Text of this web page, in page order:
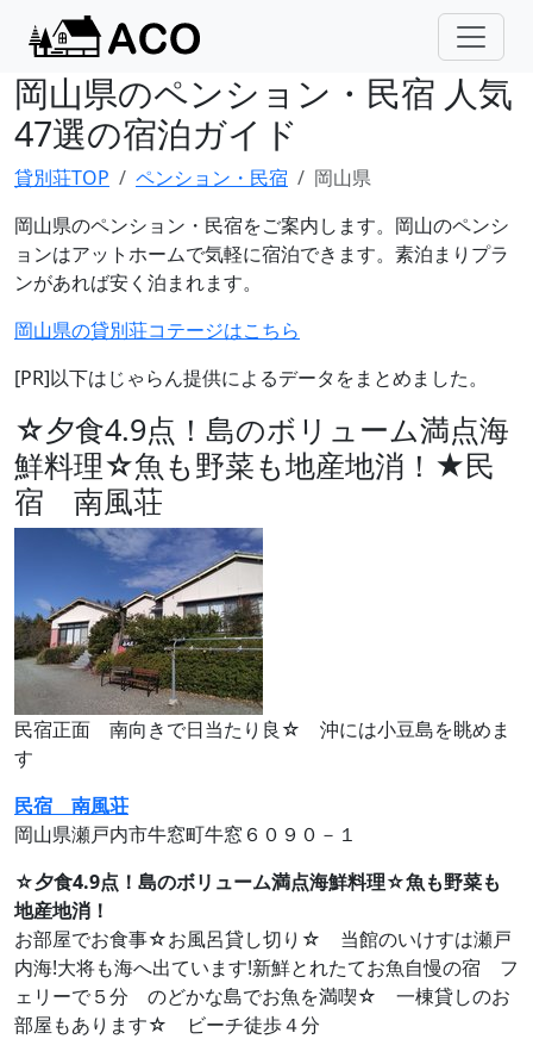
岡山県のペンション・民宿 人気
47選の宿泊ガイド
貸別荘TOP ペンション・民宿
岡山県
岡山県のペンション・民宿をご案内します。岡山のペンシ
ョンはアットホームで気軽に宿泊できます。素泊まりプラ
ンがあれば安く泊まれます。
岡山県の貸別荘コテージはこちら
[PR]以下はじゃらん提供によるデータをまとめました。
☆夕食4.9点！島のボリューム満点海
鮮料理☆魚も野菜も地産地消！★民
宿 南風荘
民宿正面 南向きで日当たり良☆ 沖には小豆島を眺めま
す
民宿 南風荘
岡山県瀬戸内市牛窓町牛窓６０９０－１
☆夕食4.9点！島のボリューム満点海鮮料理☆魚も野菜も
地産地消！
お部屋でお食事☆お風呂貸し切り☆ 当館のいけすは瀬戸
内海!大将も海へ出ています!新鮮とれたてお魚自慢の宿 フ
ェリーで５分 のどかな島でお魚を満喫☆ 一棟貸しのお
部屋もあります☆ ビーチ徒歩４分